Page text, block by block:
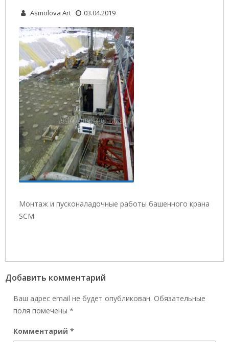
Asmolova Art 03.04.2019
Монтаж и пусконаладочные работы башенного крана
SCM
Добавить комментарий
Ваш адрес email не будет опубликован. Обязательные
поля помечены *
Комментарий *